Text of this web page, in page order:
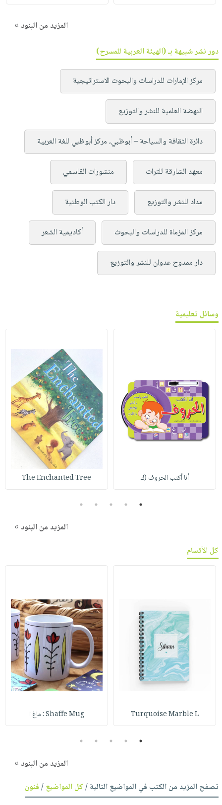
المزيد من البنود »
دور نشر شبيهة بـ (الهيئة العربية للمسرح)
مركز الإمارات للدراسات والبحوث الاستراتيجية
النهضة العلمية للنشر والتوزيع
دائرة الثقافة والسياحة – أبوظبي، مركز أبوظبي للغة العربية
معهد الشارقة للتراث منشورات القاسمي
مداد للنشر والتوزيع دار الكتب الوطنية
مركز المزماة للدراسات والبحوث أكاديمية الشعر
دار ممدوح عدوان للنشر والتوزيع
وسائل تعليمية
أنا أكتب الحروف (ك The Enchanted Tree
1
2
3
4
5
المزيد من البنود »
كل الأقسام
Turquoise Marble L Shaffe Mug : ماغ ا
1
2
3
4
5
المزيد من البنود »
تصفح المزيد من الكتب في المواضيع التالية /كل المواضيع/فنون